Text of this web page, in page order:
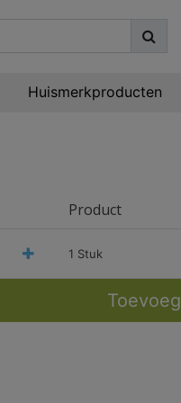
Huismerkproducten
Product
1 Stuk